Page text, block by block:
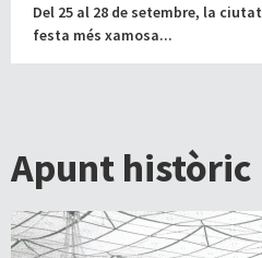
Del 25 al 28 de setembre, la
festa més xamosa...
Apunt històric